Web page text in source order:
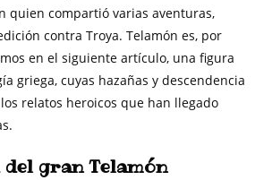
quien compartió varias aventuras,
contra Troya. Telamón es, por
en el siguiente artículo, una figura
griega, cuyas hazañas y descendencia
relatos heroicos que han llegado
gran Telamón